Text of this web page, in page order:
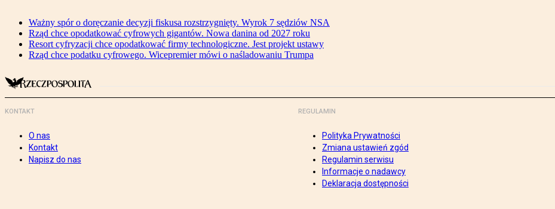
Ważny spór o doręczanie decyzji fiskusa rozstrzygnięty. Wyrok 7 sędziów NSA
Rząd chce opodatkować cyfrowych gigantów. Nowa danina od 2027 roku
Resort cyfryzacji chce opodatkować firmy technologiczne. Jest projekt ustawy
Rząd chce podatku cyfrowego. Wicepremier mówi o naśladowaniu Trumpa
KONTAKT
O nas
Kontakt
Napisz do nas
REGULAMIN
Polityka Prywatności
Zmiana ustawień zgód
Regulamin serwisu
Informacje o nadawcy
Deklaracja dostępności